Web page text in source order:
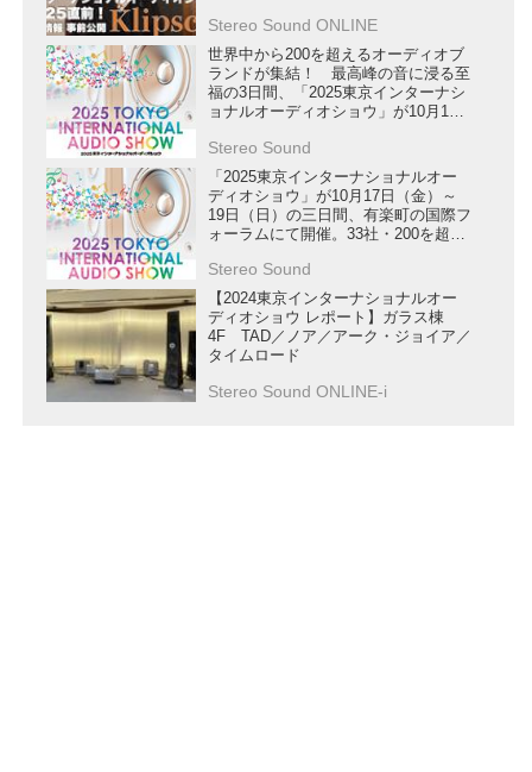
Stereo Sound ONLINE
世界中から200を超えるオーディオブ
ランドが集結！ 最高峰の音に浸る至
福の3日間、「2025東京インターナシ
ョナルオーディオショウ」が10月17
に開催。8月27日10時より、事前予約
の受付を開始
Stereo Sound
「2025東京インターナショナルオー
ディオショウ」が10月17日（金）～
19日（日）の三日間、有楽町の国際フ
ォーラムにて開催。33社・200を超え
ので申し込みを忘れずに（申し込みサ
イトは8月にオープン予定）
Stereo Sound
【2024東京インターナショナルオー
ディオショウ レポート】ガラス棟
4F TAD／ノア／アーク・ジョイア／
タイムロード
Stereo Sound ONLINE-i